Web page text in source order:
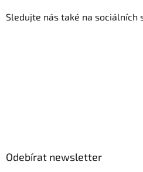
Sledujte nás také na sociálních
Odebírat newsletter